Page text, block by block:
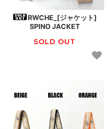
RWCHE_[ジャケット]
SPINO JACKET
SOLD OUT